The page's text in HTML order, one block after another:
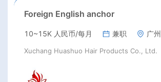
Foreign English anchor
10~15K 人民币/每月 兼职 广州
Xuchang Huashuo Hair Products Co., Ltd.